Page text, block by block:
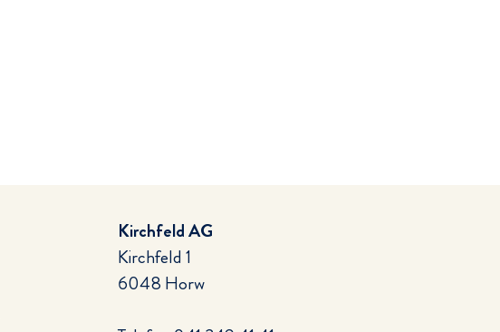
Kirchfeld AG
Kirchfeld 1
6048 Horw